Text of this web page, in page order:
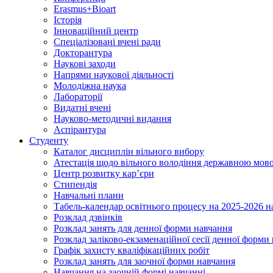
Erasmus+Bioart
Історія
Інноваційний центр
Спеціалізовані вчені ради
Докторантура
Наукові заходи
Напрями наукової діяльності
Молодіжна наука
Лабораторії
Видатні вчені
Науково-методичні видання
Аспірантура
Студенту
Каталог дисциплін вільного вибору
Атестація щодо вільного володіння державною
Центр розвитку кар’єри
Стипендія
Навчальні плани
Табель-календар освітнього процесу на 2025-2026
Розклад дзвінків
Розклад занять для денної форми навчання
Розклад заліково-екзаменаційної сесії денної
Графік захисту кваліфікаційних робіт
Розклад занять для заочної форми навчання